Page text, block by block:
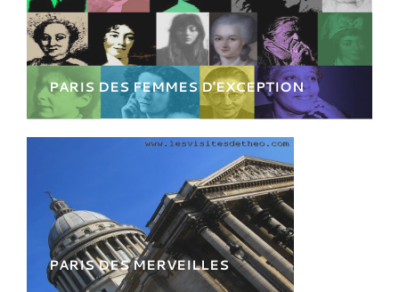
PARIS DES FEMMES D'EXCEPTION
Un parcours inédit consacré aux oubliées de
l'Histoire
PARIS DES MERVEILLES